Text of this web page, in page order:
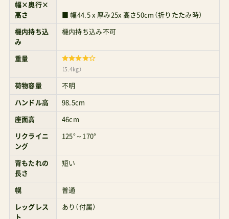
機内持ち込
機内持ち込み不可
重量
（5.4kg）
不明
ハンドル高 98.5cm
座面高 46cm
リクライニ
125°～170°
背もたれの
幌
レッグレス
あり（付属）
バンパーバ